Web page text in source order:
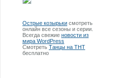
Острые козырьки смотреть
онлайн все сезоны и серии.
Всегда свежие новости из
мира WordPress
Смотреть Танцы на ТНТ
бесплатно